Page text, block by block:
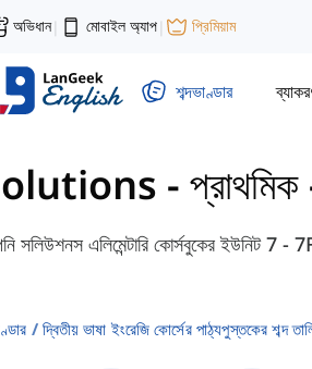
অভিধান| মোবাইল অ্যাপ| প্রিমিয়াম
শব্দভাণ্ডার
- প্রাথমিক
সলিউশনস এলিমেন্টারি কোর্সবুকের ইউনিট 7 -
দ্বিতীয় ভাষা ইংরেজি কোর্সের পাঠ্যপুস্তকের শব্দ